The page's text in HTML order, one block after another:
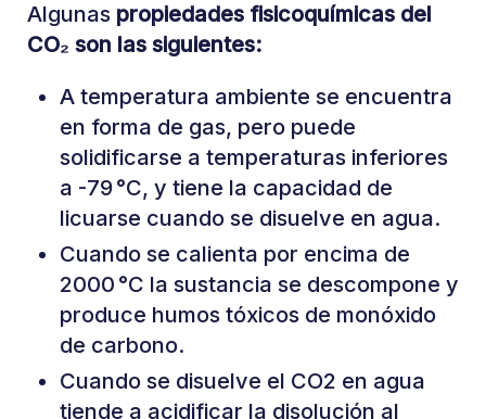
Algunas propiedades fisicoquímicas del
CO₂ son las siguientes:
A temperatura ambiente se encuentra
en forma de gas, pero puede
solidificarse a temperaturas inferiores
a -79 °C, y tiene la capacidad de
licuarse cuando se disuelve en agua.
Cuando se calienta por encima de
2000 °C la sustancia se descompone y
produce humos tóxicos de monóxido
de carbono.
Cuando se disuelve el CO2 en agua
tiende a acidificar la disolución al